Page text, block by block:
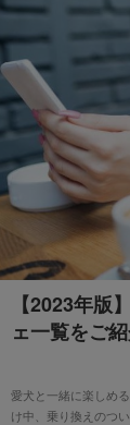
【2023年版
ェ一覧をご
愛犬と一緒に楽しめ
け中、乗り換えのつ